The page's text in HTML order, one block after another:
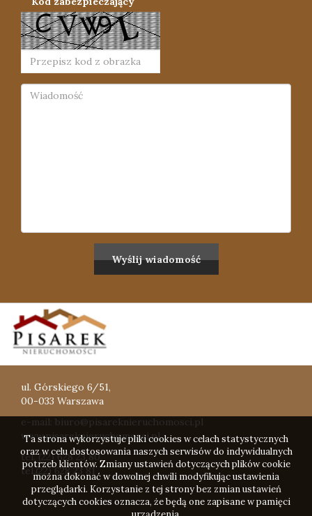
ul. Górskiego 6/51,
00-033 Warszawa
e-mail: biuro@pisareknieruchomosci.pl
www.pisareknieruchomosci.pl
tel. (22) 628 23 80,
tel.(22) 628 23 81
Ta strona wykorzystuje pliki cookies w celach statystycznych
oraz w celu dostosowania naszych serwisów do indywidualnych
potrzeb klientów. Zmiany ustawień dotyczących plików cookie
można dokonać w dowolnej chwili modyfikując ustawienia
przeglądarki. Korzystanie z tej strony bez zmian ustawień
dotyczących cookies oznacza, że będą one zapisane w pamięci